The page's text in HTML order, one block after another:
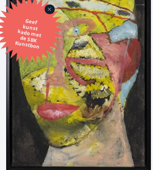
Geef
kunst
kado met
de SBK
Kunstbon